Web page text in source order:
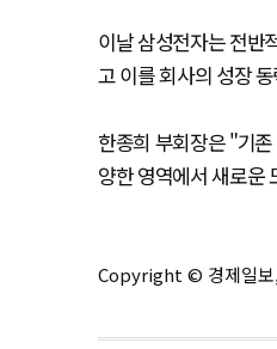
이날 삼성전자는 전반
고 이를 회사의 성장
한종희 부회장은 "기
양한 영역에서 새로운
Copyright © 경제일보,